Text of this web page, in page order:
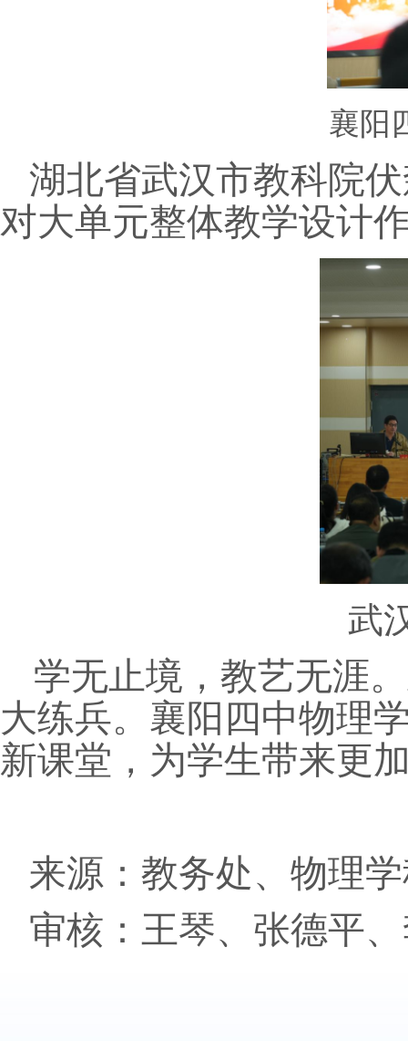
襄阳
湖北省武汉市教科院
对大单元整体教学设计
武
学无止境，教艺无涯。
大练兵。 襄阳四中物理
新课堂，为学生带来更
来源：教务处、物理
审核：王琴、张德平